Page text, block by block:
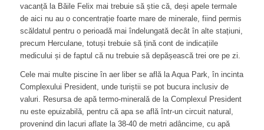
vacanță la Băile Felix mai trebuie să știe că, deși apele termale
de aici nu au o concentrație foarte mare de minerale, fiind permis
scăldatul pentru o perioadă mai îndelungată decât în alte stațiuni,
precum Herculane, totuși trebuie să țină cont de indicațiile
medicului și de faptul că nu trebuie să depășească trei ore pe zi.
Cele mai multe piscine în aer liber se află la Aqua Park, în incinta
Complexului President, unde turiștii se pot bucura inclusiv de
valuri. Resursa de apă termo-minerală de la Complexul President
nu este epuizabilă, pentru că apa se află într-un circuit natural,
provenind din lacuri aflate la 38-40 de metri adâncime, cu apă